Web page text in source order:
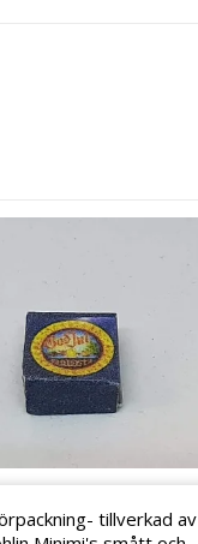
tillverkad av